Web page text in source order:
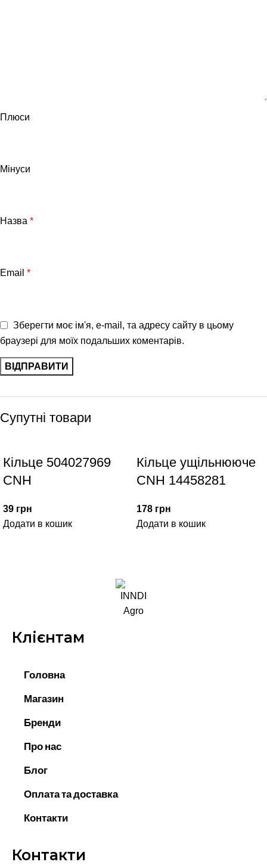
Плюси
Мінуси
Назва *
Email *
Зберегти моє ім'я, e-mail, та адресу сайту в цьому
браузері для моїх подальших коментарів.
Супутні товари
Кільце 504027969
CNH
39 грн
Додати в кошик
Кільце ущільнююче
CNH 14458281
178 грн
Додати в кошик
Клієнтам
Головна
Магазин
Бренди
Про нас
Блог
Оплата та доставка
Контакти
Контакти